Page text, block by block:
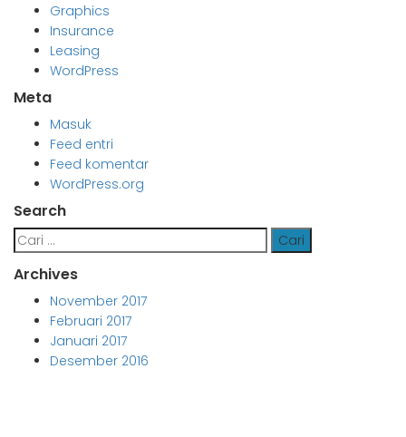
Graphics
Insurance
Leasing
WordPress
Meta
Masuk
Feed entri
Feed komentar
WordPress.org
Search
Cari
untuk:
Archives
November 2017
Februari 2017
Januari 2017
Desember 2016